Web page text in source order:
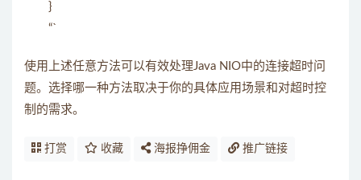
}
“`
使用上述任意方法可以有效处理Java NIO中的连接超时问
题。选择哪一种方法取决于你的具体应用场景和对超时控
制的需求。
打赏 收藏 海报挣佣金 推广链接